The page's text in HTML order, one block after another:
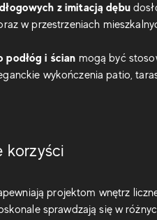
z imitacją dębu
w przestrzeniach
podłóg i ścian mogą być
wykończenia patio,
korzyści
projektom wnętrz
sprawdzają się w